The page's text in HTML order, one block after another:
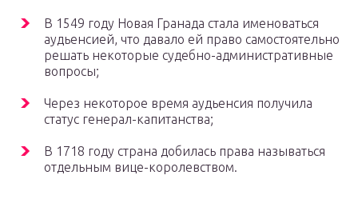
В 1549 году Новая Гранада стала именоваться
аудьенсией, что давало ей право самостоятельно
решать некоторые судебно-административные
вопросы;
Через некоторое время аудьенсия получила
статус генерал-капитанства;
В 1718 году страна добилась права называться
отдельным вице-королевством.